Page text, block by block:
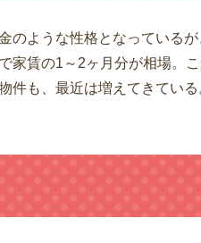
のような性格となっている
家賃の1～2ヶ月分が相場。
件も、最近は増えてきている